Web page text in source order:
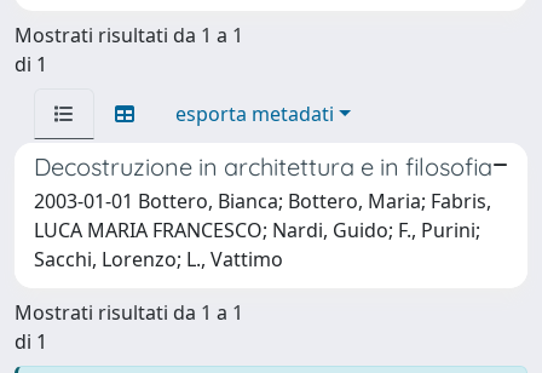
Mostrati risultati da 1 a 1
di 1
esporta metadati
Decostruzione in architettura e in filosofia
2003-01-01 Bottero, Bianca; Bottero, Maria; Fabris,
LUCA MARIA FRANCESCO; Nardi, Guido; F., Purini;
Sacchi, Lorenzo; L., Vattimo
Mostrati risultati da 1 a 1
di 1